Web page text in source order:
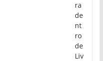
ra
de
nt
ro
de
Liv